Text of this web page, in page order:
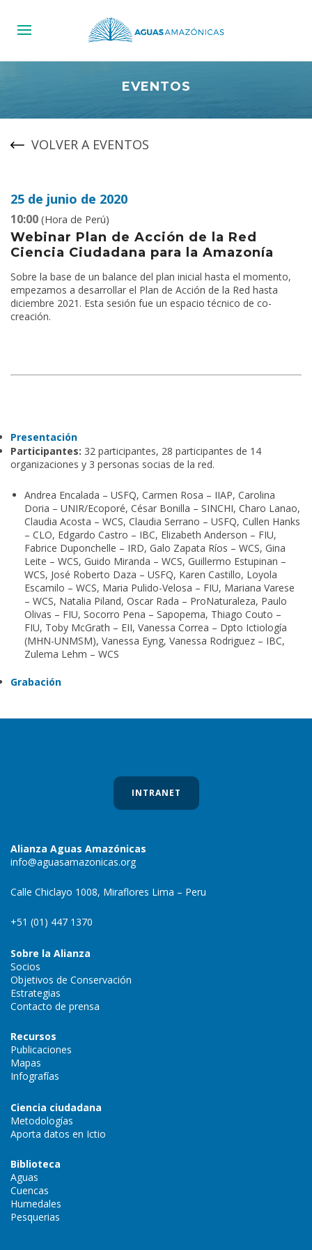
EVENTOS
VOLVER A EVENTOS
25 de junio de 2020
10:00 (Hora de Perú)
Webinar Plan de Acción de la Red
Ciencia Ciudadana para la Amazonía
Sobre la base de un balance del plan inicial hasta el momento,
empezamos a desarrollar el Plan de Acción de la Red hasta
diciembre 2021. Esta sesión fue un espacio técnico de co-
creación.
Presentación
Participantes: 32 participantes, 28 participantes de 14
organizaciones y 3 personas socias de la red.
Andrea Encalada – USFQ, Carmen Rosa – IIAP, Carolina
Doria – UNIR/Ecoporé, César Bonilla – SINCHI, Charo Lanao,
Claudia Acosta – WCS, Claudia Serrano – USFQ, Cullen Hanks
– CLO, Edgardo Castro – IBC, Elizabeth Anderson – FIU,
Fabrice Duponchelle – IRD, Galo Zapata Ríos – WCS, Gina
Leite – WCS, Guido Miranda – WCS, Guillermo Estupinan –
WCS, José Roberto Daza – USFQ, Karen Castillo, Loyola
Escamilo – WCS, Maria Pulido-Velosa – FIU, Mariana Varese
– WCS, Natalia Piland, Oscar Rada – ProNaturaleza, Paulo
Olivas – FIU, Socorro Pena – Sapopema, Thiago Couto –
FIU, Toby McGrath – EII, Vanessa Correa – Dpto Ictiología
(MHN-UNMSM), Vanessa Eyng, Vanessa Rodriguez – IBC,
Zulema Lehm – WCS
Grabación
INTRANET
Alianza Aguas Amazónicas
info@aguasamazonicas.org
Calle Chiclayo 1008, Miraflores Lima – Peru
+51 (01) 447 1370
Sobre la Alianza
Socios
Objetivos de Conservación
Estrategias
Contacto de prensa
Recursos
Publicaciones
Mapas
Infografías
Ciencia ciudadana
Metodologías
Aporta datos en Ictio
Biblioteca
Aguas
Cuencas
Humedales
Pesquerias